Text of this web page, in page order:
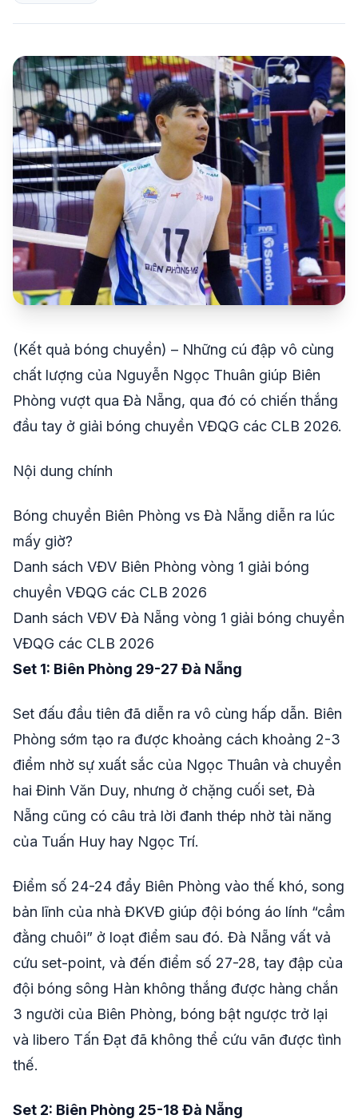
share mail © 2026 TT24H
(Kết quả bóng chuyền) – Những cú đập vô cùng
chất lượng của Nguyễn Ngọc Thuân giúp Biên
Phòng vượt qua Đà Nẵng, qua đó có chiến thắng
đầu tay ở giải bóng chuyền VĐQG các CLB 2026.
Nội dung chính
Bóng chuyền Biên Phòng vs Đà Nẵng diễn ra lúc
mấy giờ?
Danh sách VĐV Biên Phòng vòng 1 giải bóng
chuyền VĐQG các CLB 2026
Danh sách VĐV Đà Nẵng vòng 1 giải bóng chuyền
VĐQG các CLB 2026
Set 1: Biên Phòng 29-27 Đà Nẵng
Set đấu đầu tiên đã diễn ra vô cùng hấp dẫn. Biên
Phòng sớm tạo ra được khoảng cách khoảng 2-3
điểm nhờ sự xuất sắc của Ngọc Thuân và chuyền
hai Đinh Văn Duy, nhưng ở chặng cuối set, Đà
Nẵng cũng có câu trả lời đanh thép nhờ tài năng
của Tuấn Huy hay Ngọc Trí.
Điểm số 24-24 đẩy Biên Phòng vào thế khó, song
bản lĩnh của nhà ĐKVĐ giúp đội bóng áo lính “cầm
đằng chuôi” ở loạt điểm sau đó. Đà Nẵng vất vả
cứu set-point, và đến điểm số 27-28, tay đập của
đội bóng sông Hàn không thắng được hàng chắn
3 người của Biên Phòng, bóng bật ngược trở lại
và libero Tấn Đạt đã không thể cứu vãn được tình
thế.
Set 2: Biên Phòng 25-18 Đà Nẵng